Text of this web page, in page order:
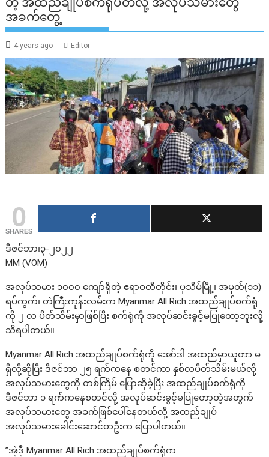
အခက်တွေ့
4 years ago Editor
0
SHARES
ဒီဇင်ဘာ၊၃-၂၀၂၂
MM (VOM)
အလုပ်သမား ၁၀၀၀ ကျော်ရှိတဲ့ ဧရာဝတီတိုင်း၊ ပုသိမ်မြို့၊ အမှတ်(၁၁)
ရပ်ကွက်၊ တဲကြီးကုန်းလမ်းက Myanmar All Rich အထည်ချုပ်စက်ရုံ
ကို ၂ လ ပိတ်သိမ်းမှာဖြစ်ပြီး စက်ရုံကို အလုပ်ဆင်းခွင့်မပြုတော့ဘူးလို့
သိရပါတယ်။
Myanmar All Rich အထည်ချုပ်စက်ရုံကို အော်ဒါ အထည်မှာယူတာ မ
ရှိလို့ဆိုပြီး ဒီဇင်ဘာ ၂၅ ရက်ကနေ စတင်ကာ နှစ်လပိတ်သိမ်းမယ်လို့
အလုပ်သမားတွေကို တစ်ကြိမ် ပြောဆိုခဲ့ပြီး အထည်ချုပ်စက်ရုံကို
ဒီဇင်ဘာ ၁ ရက်ကနေစတင်လို့ အလုပ်ဆင်းခွင့်မပြုတော့တဲ့အတွက်
အလုပ်သမားတွေ အခက်ဖြစ်ပေါ်နေတယ်လို့ အထည်ချုပ်
အလုပ်သမားခေါင်းဆောင်တဦးက ပြောပါတယ်။
”အဲ့ဒီ့ Myanmar All Rich အထည်ချုပ်စက်ရုံက